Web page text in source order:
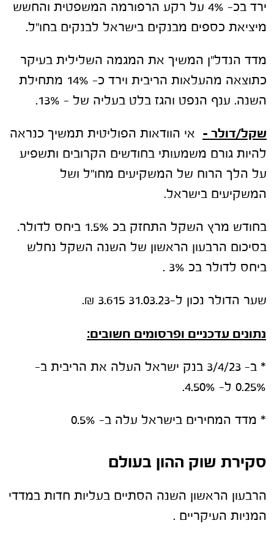
ירד בכ- 4% על רקע הרפורמה המשפטית והחשש
מיציאת כספים מבנקים בישראל לבנקים בחו"ל.
מדד הנדל"ן המשיך את המגמה השלילית בעיקר
כתוצאה מהעלאות הריבית וירד כ- 14% מתחילת
השנה. ענף הנפט והגז בלט בעליה של – 13%.
שקל/דולר – אי הוודאות הפוליטית תמשיך כנראה
להיות גורם משמעותי בחודשים הקרובים ותשפיע
על הלך הרוח של המשקיעים מחו"ל ושל
המשקיעים בישראל.
בחודש מרץ השקל התחזק בכ 1.5% ביחס לדולר.
בסיכום הרבעון הראשון של השנה השקל נחלש
ביחס לדולר בכ 3% .
שער הדולר נכון ל-31.03.23 3.615 ₪.
נתונים עדכניים ופרסומים חשובים:
* ב- 3/4/23 בנק ישראל העלה את הריבית ב-
0.25% ל- 4.50%.
* מדד המחירים בישראל עלה ב- 0.5%
סקירת שוק ההון בעולם
הרבעון הראשון השנה הסתיים בעליות חדות במדדי
המניות העיקריים .